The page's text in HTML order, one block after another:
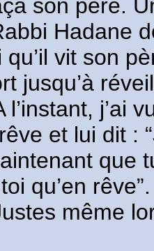
son père.
Hadane
qu’il vit son
jusqu’à
l’instant, j’ai
et lui dit :
que
qu’en
même